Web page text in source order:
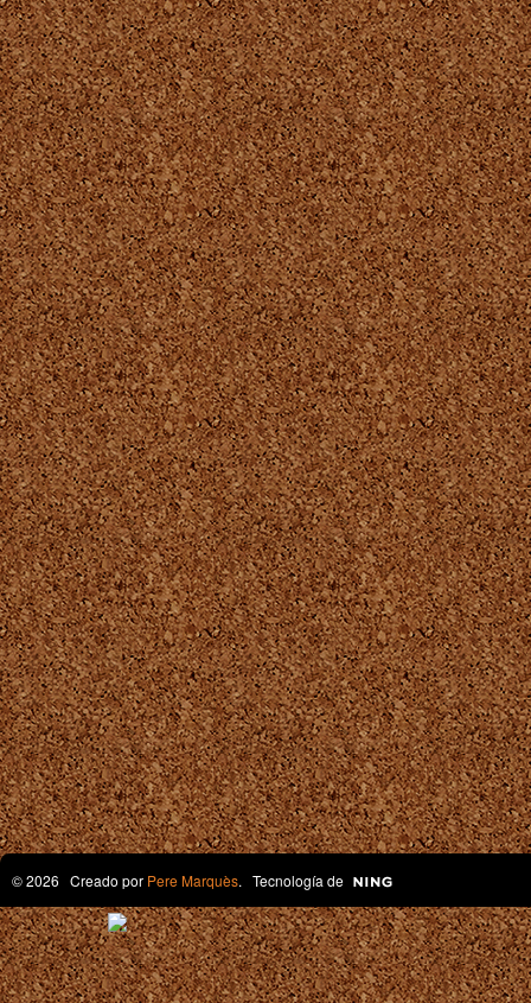
© 2026 Creado por Pere Marquès. Tecnología de